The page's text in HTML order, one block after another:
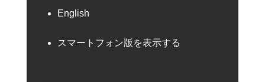
English
スマートフォン版を表示する